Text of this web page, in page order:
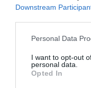
Downstream
Personal Data
I want to opt-out
personal data.
Opted In
Πολιτισμό στο
Νέοι
Tags